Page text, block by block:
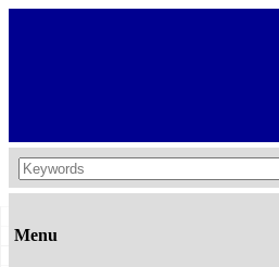
Menu